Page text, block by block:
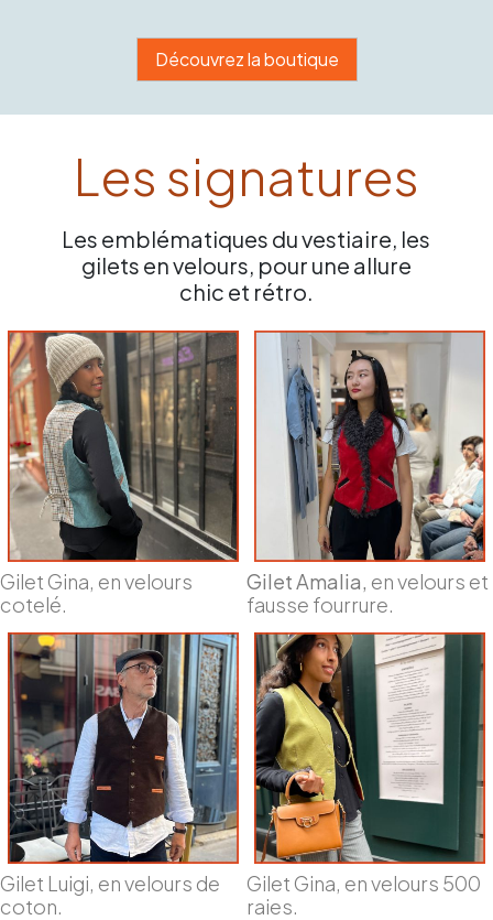
Découvrez la boutique
Les signatures
Les emblématiques du vestiaire, les
gilets en velours, pour une allure
chic et rétro.
Gilet Gina, en velours
cotelé.
Gilet Amalia, en velours et
fausse fourrure.
Gilet Luigi, en velours de
coton.
Gilet Gina, en velours 500
raies.